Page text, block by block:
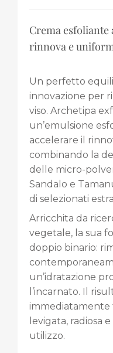
Crema
rinnova e
Un perfetto
innovazione per
viso. Archetipa
un’emulsione
accelerare il
combinando la
delle micro-
Sandalo e
di selezionati
Arricchita da
vegetale, la sua
doppio binario:
un’idratazione
l’incarnato. Il
immediatamente
levigata, radiosa
utilizzo.